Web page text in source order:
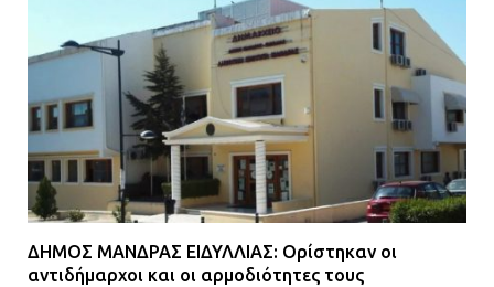
ΔΗΜΟΣ ΜΑΝΔΡΑΣ ΕΙΔΥΛΛΙΑΣ: Ορίστηκαν οι
αντιδήμαρχοι και οι αρμοδιότητες τους